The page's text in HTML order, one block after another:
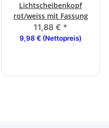
Lichtscheibenkopf
rot/weiss mit Fassung
11,88 € *
9,98 € (Nettopreis)